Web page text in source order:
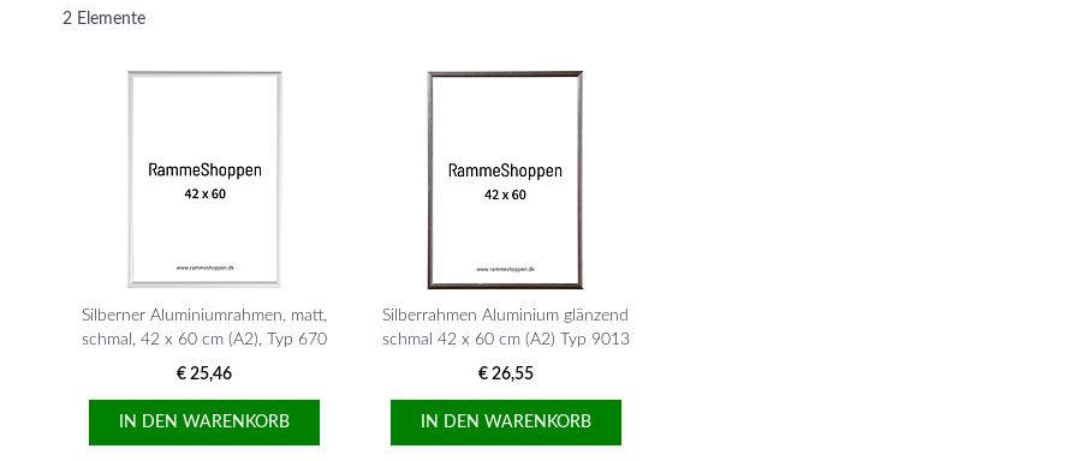
2 Elemente
Silberner Aluminiumrahmen, matt,
schmal, 42 x 60 cm (A2), Typ 670
€ 25,46
IN DEN WARENKORB
Silberrahmen Aluminium glänzend
schmal 42 x 60 cm (A2) Typ 9013
€ 26,55
IN DEN WARENKORB